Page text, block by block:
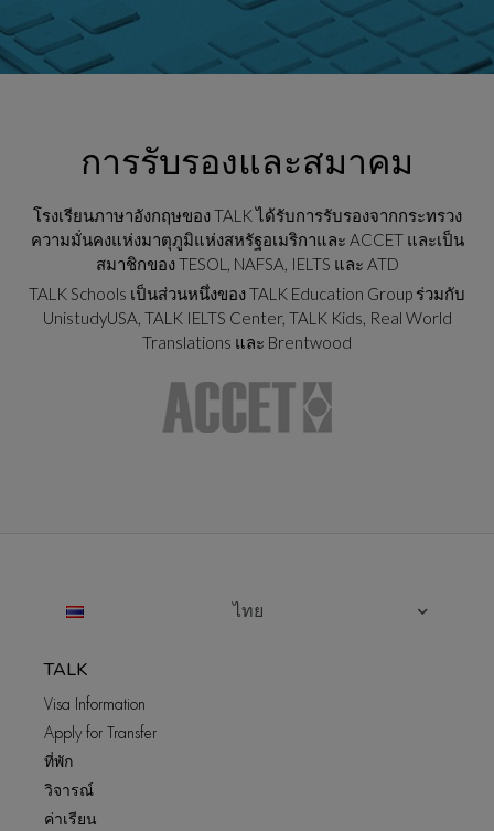
การรับรองและสมาคม
โรงเรียนภาษาอังกฤษของ TALK ได้รับการรับรองจากกระทรวง
ความมั่นคงแห่งมาตุภูมิแห่งสหรัฐอเมริกาและ ACCET และเป็น
สมาชิกของ TESOL, NAFSA, IELTS และ ATD
TALK Schools เป็นส่วนหนึ่งของ TALK Education Group ร่วมกับ
UnistudyUSA, TALK IELTS Center, TALK Kids, Real World
Translations และ Brentwood
ไทย
TALK
Visa Information
Apply for Transfer
ที่พัก
วิจารณ์
ค่าเรียน